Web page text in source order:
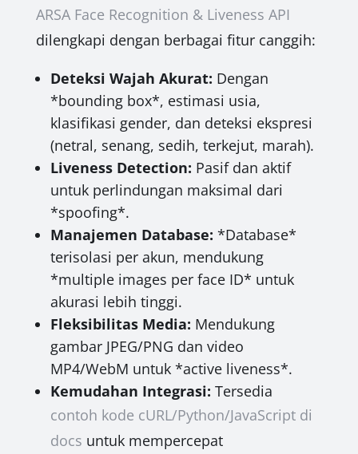
ARSA Face Recognition & Liveness API
dilengkapi dengan berbagai fitur canggih:
Deteksi Wajah Akurat: Dengan
*bounding box*, estimasi usia,
klasifikasi gender, dan deteksi ekspresi
(netral, senang, sedih, terkejut, marah).
Liveness Detection: Pasif dan aktif
untuk perlindungan maksimal dari
*spoofing*.
Manajemen Database: *Database*
terisolasi per akun, mendukung
*multiple images per face ID* untuk
akurasi lebih tinggi.
Fleksibilitas Media: Mendukung
gambar JPEG/PNG dan video
MP4/WebM untuk *active liveness*.
Kemudahan Integrasi: Tersedia
contoh kode cURL/Python/JavaScript di
docs untuk mempercepat